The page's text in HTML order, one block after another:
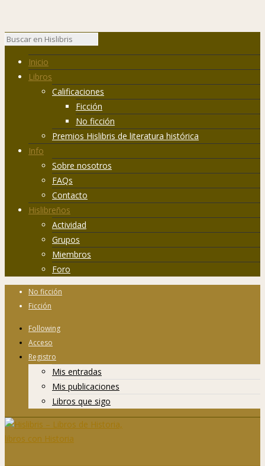
Inicio
Libros
Calificaciones
Ficción
No ficción
Premios Hislibris de literatura histórica
Info
Sobre nosotros
FAQs
Contacto
Hislibreños
Actividad
Grupos
Miembros
Foro
No ficción
Ficción
Following
Acceso
Registro
Mis entradas
Mis publicaciones
Libros que sigo